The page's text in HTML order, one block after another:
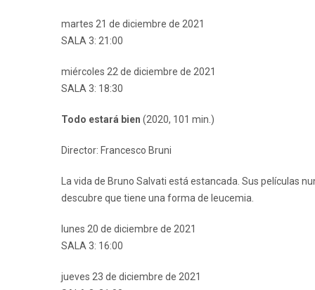
martes 21 de diciembre de 2021
SALA 3: 21:00
miércoles 22 de diciembre de 2021
SALA 3: 18:30
Todo estará bien (2020, 101 min.)
Director: Francesco Bruni
La vida de Bruno Salvati está estancada. Sus películas
descubre que tiene una forma de leucemia.
lunes 20 de diciembre de 2021
SALA 3: 16:00
jueves 23 de diciembre de 2021